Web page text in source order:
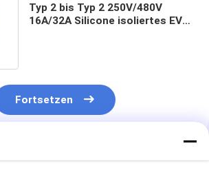
Typ 2 bis Typ 2 250V/480V
16A/32A Silicone isoliertes EV-
Fortsetzen